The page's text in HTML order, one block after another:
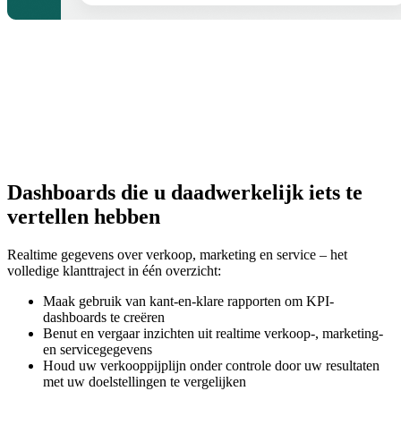
Dashboards die u daadwerkelijk iets te
vertellen hebben
Realtime gegevens over verkoop, marketing en service – het
volledige klanttraject in één overzicht:
Maak gebruik van kant-en-klare rapporten om KPI-
dashboards te creëren
Benut en vergaar inzichten uit realtime verkoop-, marketing-
en servicegegevens
Houd uw verkooppijplijn onder controle door uw resultaten
met uw doelstellingen te vergelijken